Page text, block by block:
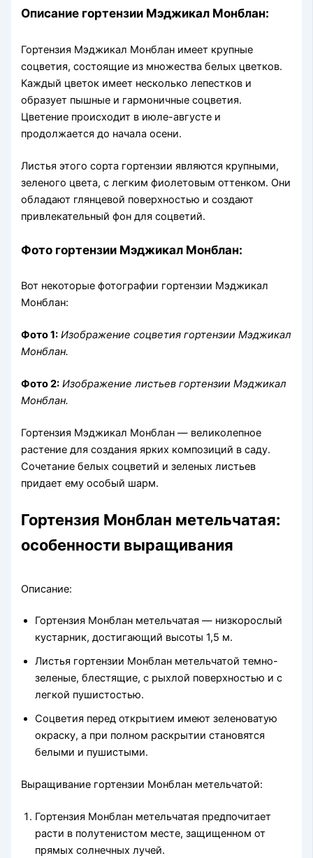
Описание гортензии Мэджикал Монблан:
Гортензия Мэджикал Монблан имеет крупные
соцветия, состоящие из множества белых цветков.
Каждый цветок имеет несколько лепестков и
образует пышные и гармоничные соцветия.
Цветение происходит в июле-августе и
продолжается до начала осени.
Листья этого сорта гортензии являются крупными,
зеленого цвета, с легким фиолетовым оттенком. Они
обладают глянцевой поверхностью и создают
привлекательный фон для соцветий.
Фото гортензии Мэджикал Монблан:
Вот некоторые фотографии гортензии Мэджикал
Монблан:
Фото 1: Изображение соцветия гортензии Мэджикал
Монблан.
Фото 2: Изображение листьев гортензии Мэджикал
Монблан.
Гортензия Мэджикал Монблан — великолепное
растение для создания ярких композиций в саду.
Сочетание белых соцветий и зеленых листьев
придает ему особый шарм.
Гортензия Монблан метельчатая:
особенности выращивания
Описание:
Гортензия Монблан метельчатая — низкорослый
кустарник, достигающий высоты 1,5 м.
Листья гортензии Монблан метельчатой темно-
зеленые, блестящие, с рыхлой поверхностью и с
легкой пушистостью.
Соцветия перед открытием имеют зеленоватую
окраску, а при полном раскрытии становятся
белыми и пушистыми.
Выращивание гортензии Монблан метельчатой:
Гортензия Монблан метельчатая предпочитает
расти в полутенистом месте, защищенном от
прямых солнечных лучей.